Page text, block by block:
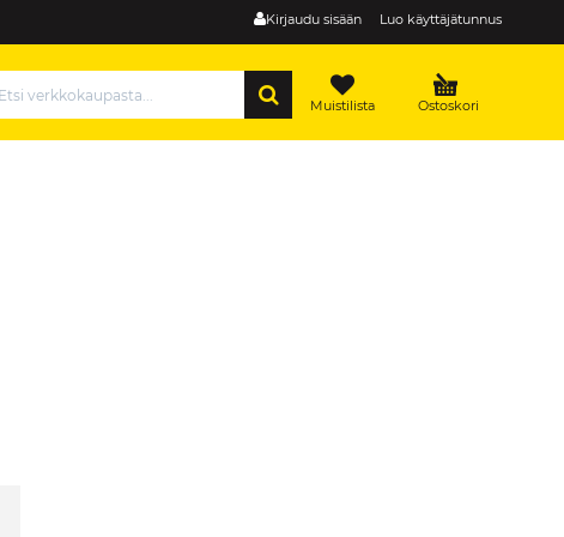
Kirjaudu sisään Luo käyttäjätunnus
Ostoskori
Muistilista